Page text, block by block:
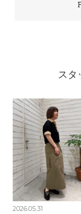
スタ
2026.05.31